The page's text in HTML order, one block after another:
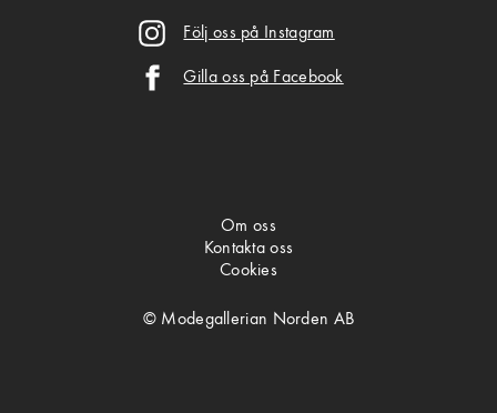
Följ oss på Instagram
Gilla oss på Facebook
Om oss
Kontakta oss
Cookies
© Modegallerian Norden AB